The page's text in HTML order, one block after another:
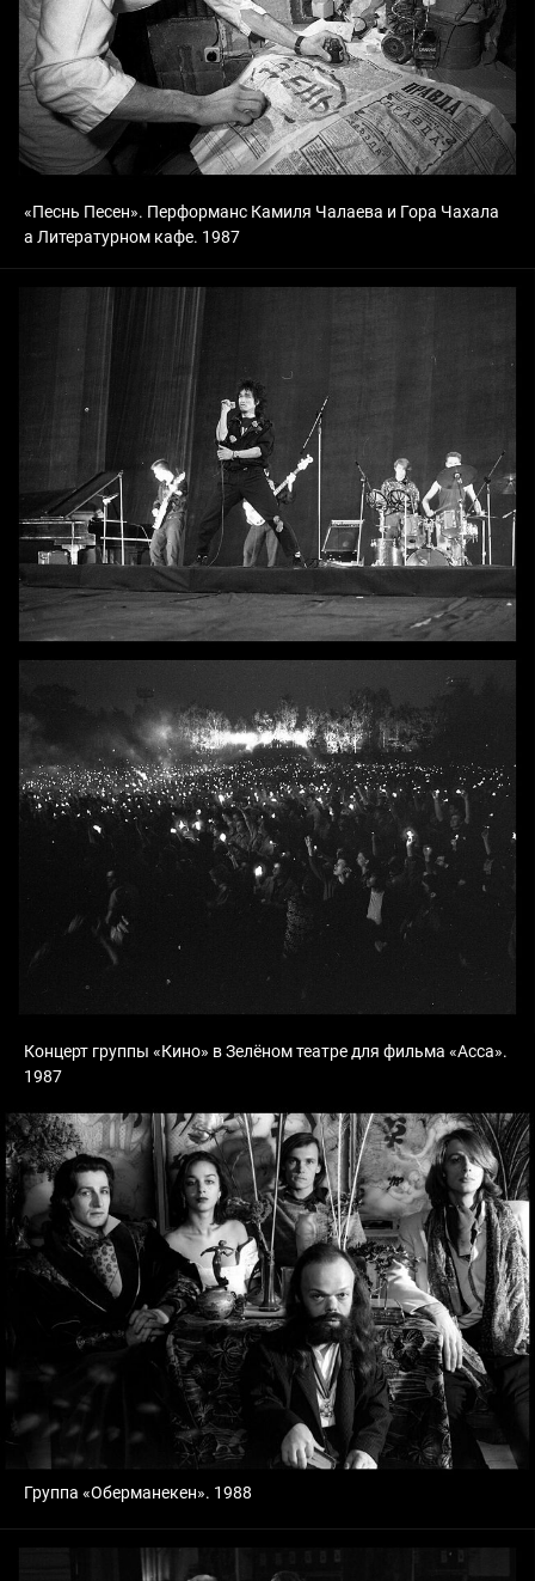
«Песнь Песен». Перформанс Камиля Чалаева и Гора Чахала
а Литературном кафе. 1987
Концерт группы «Кино» в Зелёном театре для фильма «Асса».
1987
Группа «Оберманекен». 1988